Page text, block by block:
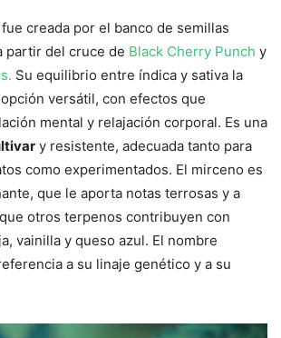
creada por el banco de semillas
partir del cruce de Black Cherry Punch y
Su equilibrio entre índica y sativa la
versátil, con efectos que
mental y relajación corporal. Es una
y resistente, adecuada tanto para
como experimentados. El mirceno es
que le aporta notas terrosas y a
otros terpenos contribuyen con
vainilla y queso azul. El nombre
a su linaje genético y a su